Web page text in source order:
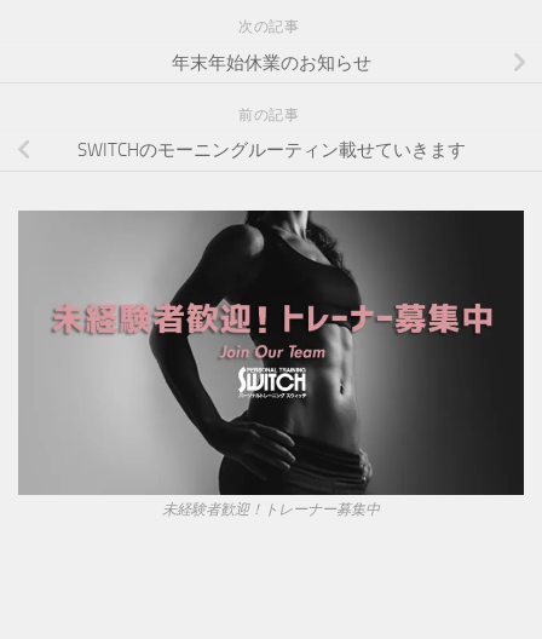
次の記事
年末年始休業のお知らせ
前の記事
SWITCHのモーニングルーティン載せていきます
未経験者歓迎！トレーナー募集中